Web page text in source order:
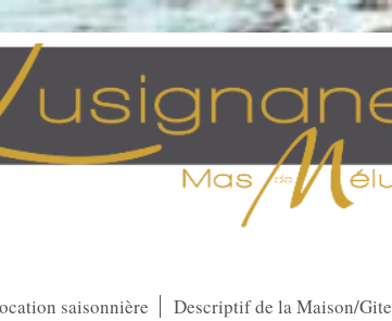
saisonnière Descriptif de la Maison/Gite